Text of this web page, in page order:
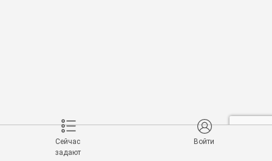
Сейчас
задают
Войти